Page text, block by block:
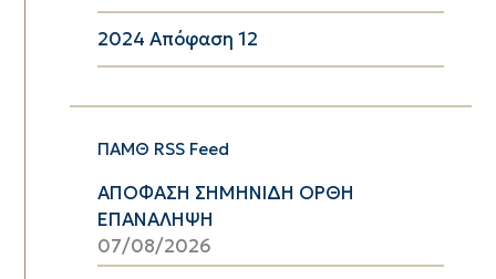
2024 Απόφαση 12
ΠΑΜΘ RSS Feed
ΑΠΟΦΑΣΗ ΣΗΜΗΝΙΔΗ ΟΡΘΗ
ΕΠΑΝΑΛΗΨΗ
07/08/2026